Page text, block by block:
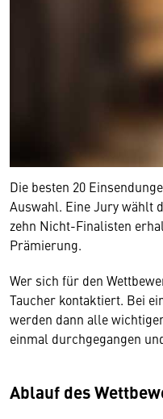
Die besten 20
Auswahl. Eine Jury wählt
zehn Nicht-Finalisten
Prämierung.
Wer sich für den
Taucher kontaktiert. Bei
werden dann alle
einmal durchgegangen
Ablauf des